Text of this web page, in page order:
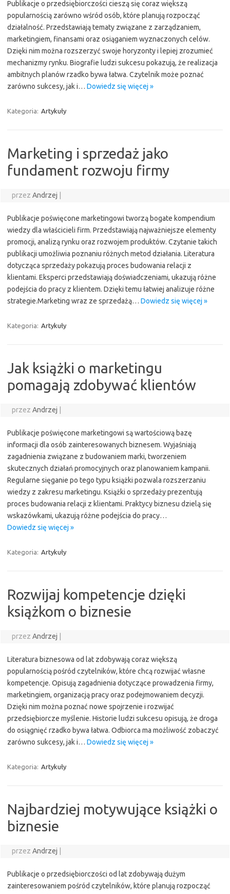
Publikacje o przedsiębiorczości cieszą się coraz większą
popularnością zarówno wśród osób, które planują rozpocząć
działalność. Przedstawiają tematy związane z zarządzaniem,
marketingiem, finansami oraz osiąganiem wyznaczonych celów.
Dzięki nim można rozszerzyć swoje horyzonty i lepiej zrozumieć
mechanizmy rynku. Biografie ludzi sukcesu pokazują, że realizacja
ambitnych planów rzadko bywa łatwa. Czytelnik może poznać
zarówno sukcesy, jak i… Dowiedz się więcej »
Kategoria: Artykuły
Marketing i sprzedaż jako
fundament rozwoju firmy
przez Andrzej
Publikacje poświęcone marketingowi tworzą bogate kompendium
wiedzy dla właścicieli firm. Przedstawiają najważniejsze elementy
promocji, analizą rynku oraz rozwojem produktów. Czytanie takich
publikacji umożliwia poznaniu różnych metod działania. Literatura
dotycząca sprzedaży pokazują proces budowania relacji z
klientami. Eksperci przedstawiają doświadczeniami, ukazują różne
podejścia do pracy z klientem. Dzięki temu łatwiej analizuje różne
strategie.Marketing wraz ze sprzedażą… Dowiedz się więcej »
Kategoria: Artykuły
Jak książki o marketingu
pomagają zdobywać klientów
przez Andrzej
Publikacje poświęcone marketingowi są wartościową bazę
informacji dla osób zainteresowanych biznesem. Wyjaśniają
zagadnienia związane z budowaniem marki, tworzeniem
skutecznych działań promocyjnych oraz planowaniem kampanii.
Regularne sięganie po tego typu książki pozwala rozszerzaniu
wiedzy z zakresu marketingu. Książki o sprzedaży prezentują
proces budowania relacji z klientami. Praktycy biznesu dzielą się
wskazówkami, ukazują różne podejścia do pracy…
Dowiedz się więcej »
Kategoria: Artykuły
Rozwijaj kompetencje dzięki
książkom o biznesie
przez Andrzej
Literatura biznesowa od lat zdobywają coraz większą
popularnością pośród czytelników, które chcą rozwijać własne
kompetencje. Opisują zagadnienia dotyczące prowadzenia firmy,
marketingiem, organizacją pracy oraz podejmowaniem decyzji.
Dzięki nim można poznać nowe spojrzenie i rozwijać
przedsiębiorcze myślenie. Historie ludzi sukcesu opisują, że droga
do osiągnięć rzadko bywa łatwa. Odbiorca ma możliwość zobaczyć
zarówno sukcesy, jak i… Dowiedz się więcej »
Kategoria: Artykuły
Najbardziej motywujące książki o
biznesie
przez Andrzej
Publikacje o przedsiębiorczości od lat zdobywają dużym
zainteresowaniem pośród czytelników, które planują rozpocząć